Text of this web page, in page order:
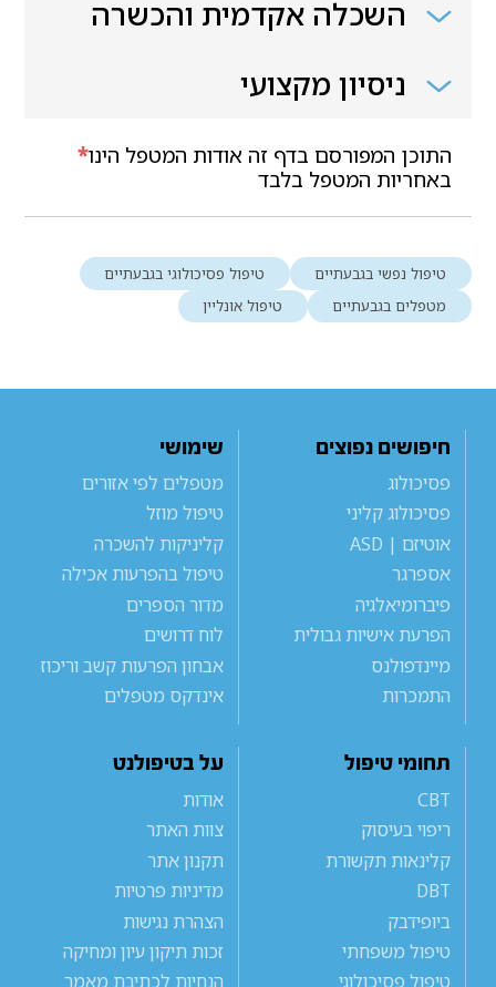
השכלה אקדמית והכשרה
ניסיון מקצועי
*התוכן המפורסם בדף זה אודות המטפל הינו
באחריות המטפל בלבד
טיפול נפשי בגבעתיים
טיפול פסיכולוגי בגבעתיים
מטפלים בגבעתיים
טיפול אונליין
חיפושים נפוצים
פסיכולוג
פסיכולוג קליני
אוטיזם | ASD
אספרגר
פיברומיאלגיה
הפרעת אישיות גבולית
מיינדפולנס
התמכרות
שימושי
מטפלים לפי אזורים
טיפול מוזל
קליניקות להשכרה
טיפול בהפרעות אכילה
מדור הספרים
לוח דרושים
אבחון הפרעות קשב וריכוז
אינדקס מטפלים
תחומי טיפול
CBT
ריפוי בעיסוק
קלינאות תקשורת
DBT
ביופידבק
טיפול משפחתי
טיפול פסיכולוגי
על בטיפולנט
אודות
צוות האתר
תקנון אתר
מדיניות פרטיות
הצהרת נגישות
זכות תיקון עיון ומחיקה
הנחיות לכתיבת מאמר